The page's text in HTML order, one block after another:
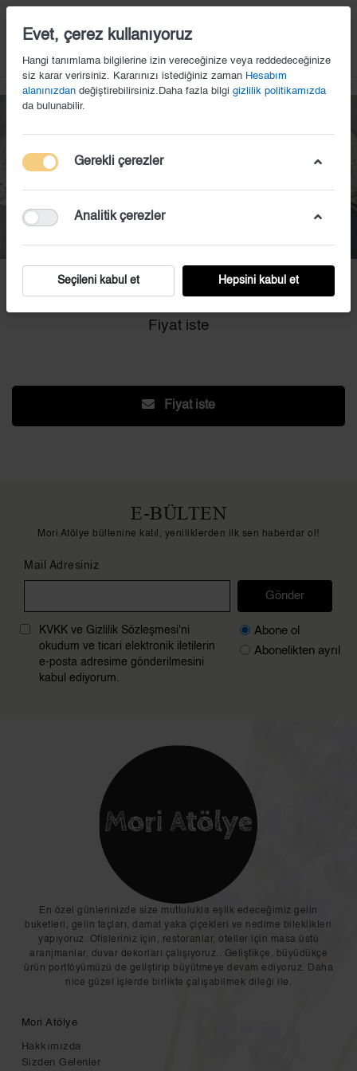
KS (82)
Fiyat iste
Fiyat iste
E-BÜLTEN
Mori Atölye bültenine katıl, yeniliklerden ilk sen haberdar ol!
Mail Adresiniz
Gönder
KVKK ve Gizlilik Sözleşmesi'ni
okudum ve ticari elektronik iletilerin
e-posta adresime gönderilmesini
kabul ediyorum.
Abone ol
Abonelikten ayrıl
En özel günlerinizde size mutlulukla eşlik edeceğimiz gelin
buketleri, gelin taçları, damat yaka çiçekleri ve nedime bileklikleri
yapıyoruz. Ofisleriniz için, restoranlar, oteller için masa üstü
aranjmanlar, duvar dekorları çalışıyoruz.. Geliştikçe, büyüdükçe
ürün portföyümüzü de geliştirip büyütmeye devam ediyoruz. Daha
nice güzel işlerde birlikte çalışabilmek dileği ile.
Mori Atölye
Hakkımızda
Sizden Gelenler
Evet, çerez kullanıyoruz
Hangi tanımlama bilgilerine izin vereceğinize veya reddedeceğinize
siz karar verirsiniz. Kararınızı istediğiniz zaman Hesabım
alanınızdan değiştirebilirsiniz.Daha fazla bilgi gizlilik politikamızda
da bulunabilir.
Gerekli çerezler
Analitik çerezler
Seçileni kabul et Hepsini kabul et